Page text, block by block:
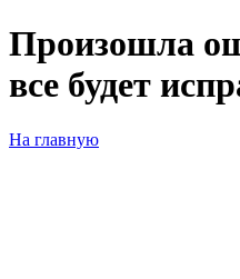
Произошла
все будет
На главную